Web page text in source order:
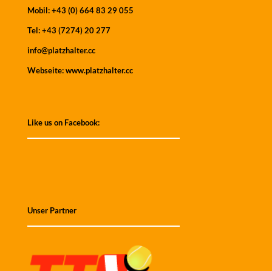
Mobil:+43 (0) 664 83 29 055
Tel:+43 (7274) 20 277
info@platzhalter.cc
Webseite:www.platzhalter.cc
Like us on Facebook:
Unser Partner